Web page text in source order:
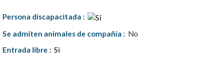
Persona discapacitada :
Se admiten animales de compañía : No
Entrada libre : Si